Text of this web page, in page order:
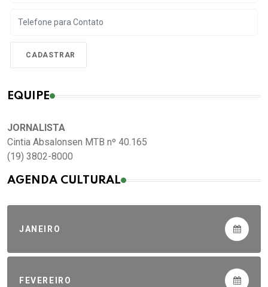
EQUIPE
JORNALISTA
Cintia Absalonsen MTB nº 40.165
(19) 3802-8000
AGENDA CULTURAL
JANEIRO
FEVEREIRO